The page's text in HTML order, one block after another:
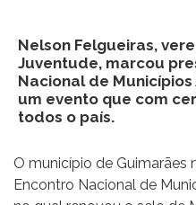
Nelson Felgueiras,
Juventude, marcou
Nacional de
um evento que com
todos o país.
O município de Guimarães
Encontro Nacional de